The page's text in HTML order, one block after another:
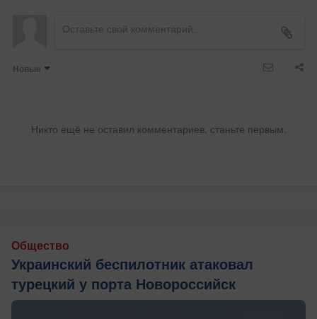
Новые
Никто ещё не оставил комментариев, станьте первым.
Общество
Украинский беспилотник атаковал
турецкий у порта Новороссийск